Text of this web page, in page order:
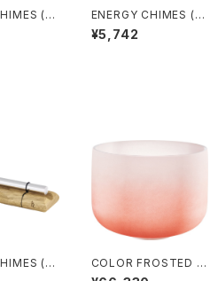
(エ
ム) JUPIT
ENERGY CHIMES (エ
ナジーチャイム) MARS
(火星)
¥5,742
(エ
ム) SATU
COLOR FROSTED C
RYSTAL SINGING B